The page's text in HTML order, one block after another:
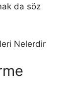
da söz